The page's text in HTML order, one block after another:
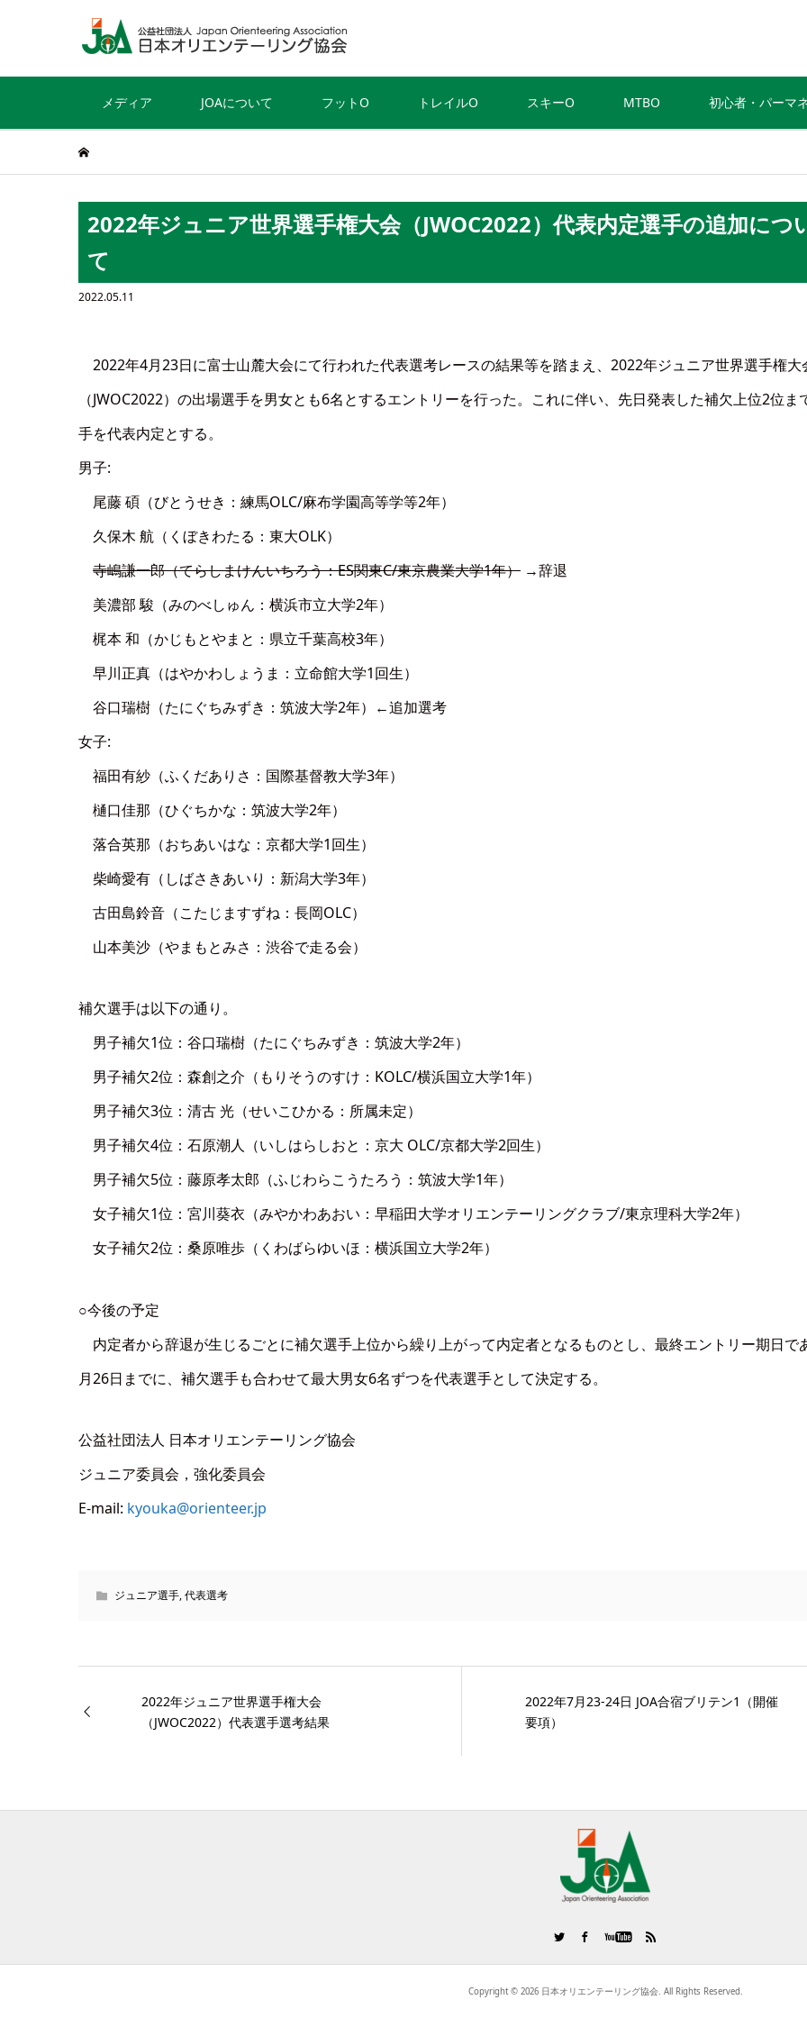
メディア JOAについて フットO トレイルO スキーO MTBO 初心者・パーマ
2022年ジュニア世界選手権大会（JWOC2022）代表内定選手の追加につ
て
2022.05.11
2022年4月23日に富士山麓大会にて行われた代表選考レースの結果等を踏まえ、2022年ジュニア世界選手権大
（JWOC2022）の出場選手を男女とも6名とするエントリーを行った。これに伴い、先日発表した補欠上位2位ま
手を代表内定とする。
男子:
尾藤 碩（びとうせき：練馬OLC/麻布学園高等学等2年）
久保木 航（くぼきわたる：東大OLK）
寺嶋謙一郎（てらしまけんいちろう：ES関東C/東京農業大学1年） →辞退
美濃部 駿（みのべしゅん：横浜市立大学2年）
梶本 和（かじもとやまと：県立千葉高校3年）
早川正真（はやかわしょうま：立命館大学1回生）
谷口瑞樹（たにぐちみずき：筑波大学2年）←追加選考
女子:
福田有紗（ふくだありさ：国際基督教大学3年）
樋口佳那（ひぐちかな：筑波大学2年）
落合英那（おちあいはな：京都大学1回生）
柴崎愛有（しばさきあいり：新潟大学3年）
古田島鈴音（こたじますずね：長岡OLC）
山本美沙（やまもとみさ：渋谷で走る会）
補欠選手は以下の通り。
男子補欠1位：谷口瑞樹（たにぐちみずき：筑波大学2年）
男子補欠2位：森創之介（もりそうのすけ：KOLC/横浜国立大学1年）
男子補欠3位：清古 光（せいこひかる：所属未定）
男子補欠4位：石原潮人（いしはらしおと：京大 OLC/京都大学2回生）
男子補欠5位：藤原孝太郎（ふじわらこうたろう：筑波大学1年）
女子補欠1位：宮川葵衣（みやかわあおい：早稲田大学オリエンテーリングクラブ/東京理科大学2年）
女子補欠2位：桑原唯歩（くわばらゆいほ：横浜国立大学2年）
○今後の予定
内定者から辞退が生じるごとに補欠選手上位から繰り上がって内定者となるものとし、最終エントリー期日で
月26日までに、補欠選手も合わせて最大男女6名ずつを代表選手として決定する。
公益社団法人 日本オリエンテーリング協会
ジュニア委員会，強化委員会
E-mail: kyouka@orienteer.jp
ジュニア選手,代表選考
2022年ジュニア世界選手権大会
（JWOC2022）代表選手選考結果
2022年7月23-24日 JOA合宿ブリテン1（開催
要項）
Copyright ©2026日本オリエンテーリング協会. All Rights Reserved.